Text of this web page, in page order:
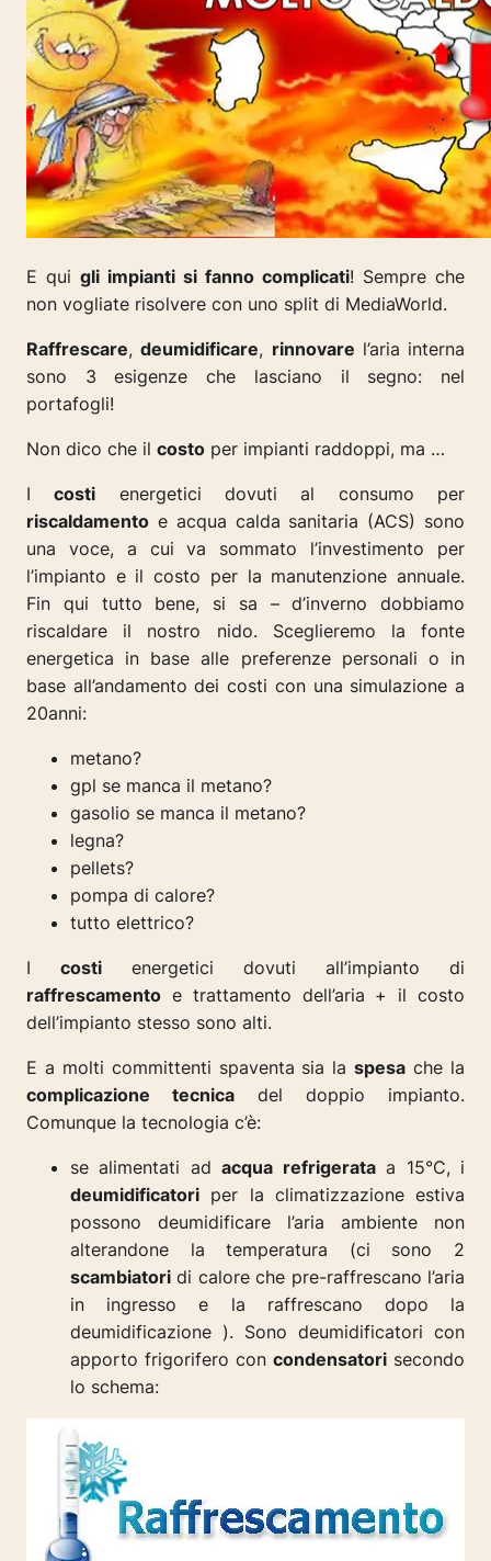
E qui gli impianti si fanno complicati! Sempre che
non vogliate risolvere con uno split di MediaWorld.
Raffrescare,deumidificare, rinnovare l’aria interna
sono 3 esigenze che lasciano il segno: nel
portafogli!
Non dico che il costo per impianti raddoppi, ma …
Icosti energetici dovuti al consumo per
riscaldamento e acqua calda sanitaria (ACS) sono
una voce, a cui va sommato l’investimento per
l’impianto e il costo per la manutenzione annuale.
Fin qui tutto bene, si sa – d’inverno dobbiamo
riscaldare il nostro nido. Sceglieremo la fonte
energetica in base alle preferenze personali o in
base all’andamento dei costi con una simulazione a
20anni:
metano?
gpl se manca il metano?
gasolio se manca il metano?
legna?
pellets?
pompa di calore?
tutto elettrico?
I costi energetici dovuti all’impianto di
raffrescamento e trattamento dell’aria + il costo
dell’impianto stesso sono alti.
E a molti committenti spaventa sia laspesa che la
complicazione tecnica del doppio impianto.
Comunque la tecnologia c’è:
se alimentati adacqua refrigerataa 15°C, i
deumidificatori per la climatizzazione estiva
possono deumidificare l’aria ambiente non
alterandone la temperatura (ci sono 2
scambiatori di calore che pre-raffrescano l’aria
in ingresso e la raffrescano dopo la
deumidificazione ). Sono deumidificatori con
apporto frigorifero con condensatori secondo
lo schema: